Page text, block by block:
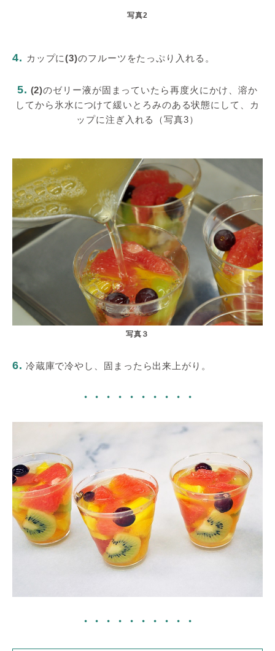
写真2
4. カップに(3)のフルーツをたっぷり入れる。
5. (2)のゼリー液が固まっていたら再度火にかけ、溶か
してから氷水につけて緩いとろみのある状態にして、カ
ップに注ぎ入れる（写真3）
写真３
6. 冷蔵庫で冷やし、固まったら出来上がり。
・・・・・・・・・・
・・・・・・・・・・